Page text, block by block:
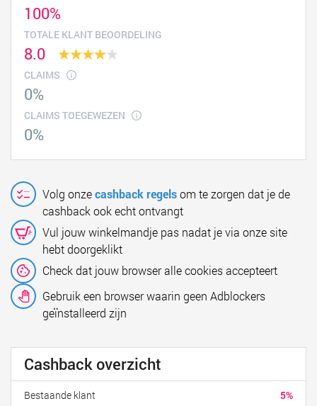
100%
TOTALE KLANT BEOORDELING
8.0
CLAIMS
0%
CLAIMS TOEGEWEZEN
0%
Volg onzecashback regelsom te zorgen dat je de
cashback ook echt ontvangt
Vul jouw winkelmandje pas nadat je via onze site
hebt doorgeklikt
Check dat jouw browser alle cookies accepteert
Gebruik een browser waarin geen Adblockers
geïnstalleerd zijn
Cashback overzicht
5%
Bestaande klant